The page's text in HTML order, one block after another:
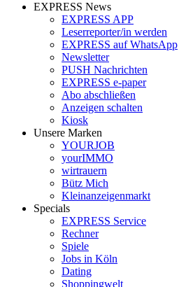
EXPRESS News
EXPRESS APP
Leserreporter/in werden
EXPRESS auf WhatsApp
Newsletter
PUSH Nachrichten
EXPRESS e-paper
Abo abschließen
Anzeigen schalten
Kiosk
Unsere Marken
YOURJOB
yourIMMO
wirtrauern
Bütz Mich
Kleinanzeigenmarkt
Specials
EXPRESS Service
Rechner
Spiele
Jobs in Köln
Dating
Shoppingwelt